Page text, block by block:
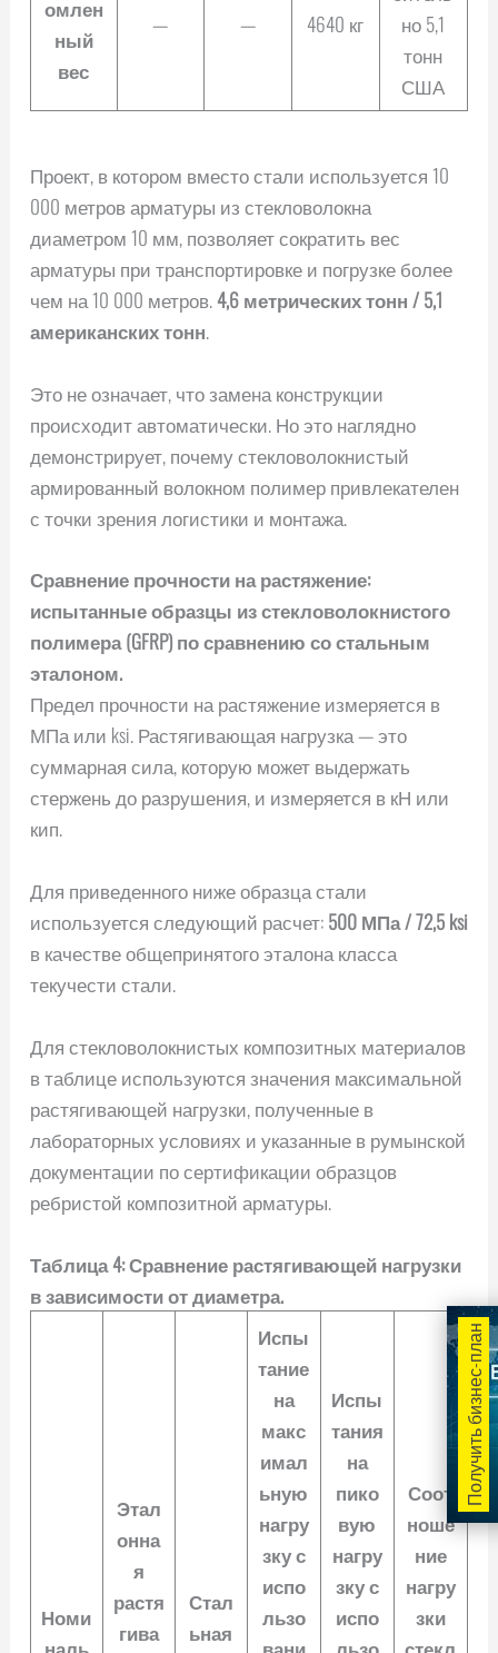
омлен
ный
вес
— — 4640 кг
но 5,1
тонн
США
Проект, в котором вместо стали используется 10
000 метров арматуры из стекловолокна
диаметром 10 мм, позволяет сократить вес
арматуры при транспортировке и погрузке более
чем на 10 000 метров.4,6 метрических тонн / 5,1
американских тонн.
Это не означает, что замена конструкции
происходит автоматически. Но это наглядно
демонстрирует, почему стекловолокнистый
армированный волокном полимер привлекателен
с точки зрения логистики и монтажа.
Сравнение прочности на растяжение:
испытанные образцы из стекловолокнистого
полимера (GFRP) по сравнению со стальным
эталоном.
Предел прочности на растяжение измеряется в
МПа или ksi. Растягивающая нагрузка — это
суммарная сила, которую может выдержать
стержень до разрушения, и измеряется в кН или
кип.
Для приведенного ниже образца стали
используется следующий расчет:500 МПа / 72,5 ksi
в качестве общепринятого эталона класса
текучести стали.
Для стекловолокнистых композитных материалов
в таблице используются значения максимальной
растягивающей нагрузки, полученные в
лабораторных условиях и указанные в румынской
документации по сертификации образцов
ребристой композитной арматуры.
Таблица 4: Сравнение растягивающей нагрузки
в зависимости от диаметра.
Номи
наль
Этал
онна
я
растя
гива
Стал
ьная
Испы
тание
на
макс
имал
ьную
нагру
зку с
испо
льзо
вани
Испы
тания
на
пико
вую
нагру
зку с
испо
льзо
Соот
ноше
ние
нагру
зки
стекл
Получить бизнес-план